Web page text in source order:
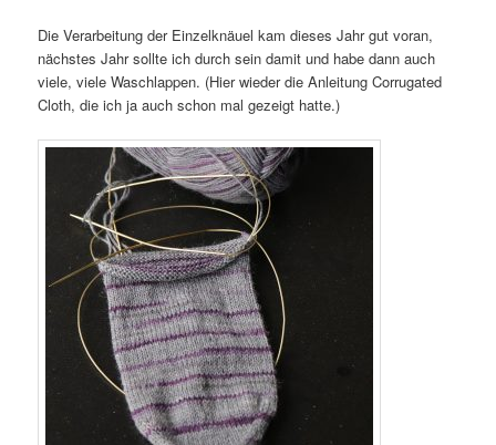
Die Verarbeitung der Einzelknäuel kam dieses Jahr gut voran,
nächstes Jahr sollte ich durch sein damit und habe dann auch
viele, viele Waschlappen. (Hier wieder die Anleitung Corrugated
Cloth, die ich ja auch schon mal gezeigt hatte.)